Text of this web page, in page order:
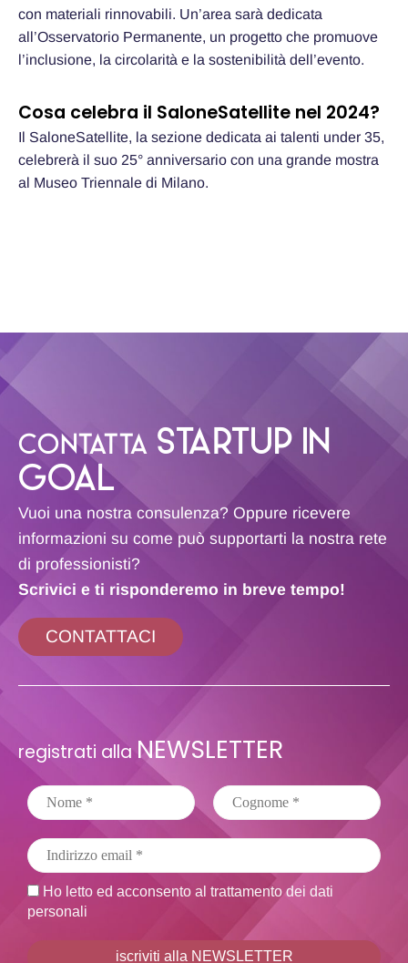
con materiali rinnovabili. Un’area sarà dedicata
all’Osservatorio Permanente, un progetto che promuove
l’inclusione, la circolarità e la sostenibilità dell’evento.
Cosa celebra il SaloneSatellite nel 2024?
Il SaloneSatellite, la sezione dedicata ai talenti under 35,
celebrerà il suo 25° anniversario con una grande mostra
al Museo Triennale di Milano.
CONTATTA STARTUP IN
GOAL
Vuoi una nostra consulenza? Oppure ricevere
informazioni su come può supportarti la nostra rete
di professionisti?
Scrivici e ti risponderemo in breve tempo!
CONTATTACI
registrati alla NEWSLETTER
Ho letto ed acconsento al trattamento dei dati
personali